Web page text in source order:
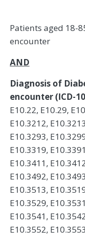
Patients aged 18-
encounter
AND
Diagnosis of
encounter (ICD-
E10.22, E10.29,
E10.3212,
E10.3293,
E10.3319,
E10.3411,
E10.3492,
E10.3513,
E10.3529,
E10.3541,
E10.3552,